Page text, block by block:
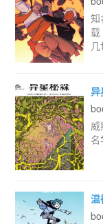
知
载
异
温